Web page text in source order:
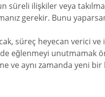
süreli ilişkiler veya
gerekir. Bunu
süreç heyecan verici
eğlenmeyi unutmamak
ve aynı zamanda yeni